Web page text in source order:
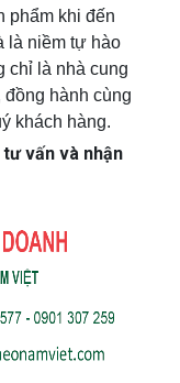
phẩm khi đến
là niềm tự hào
chỉ là nhà cung
đồng hành cùng
khách hàng.
vấn và nhận